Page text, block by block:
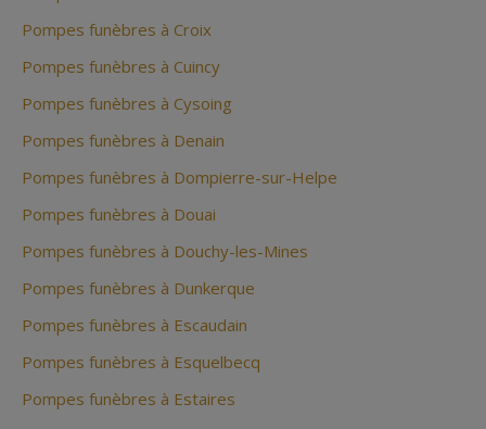
Pompes funèbres à Croix
Pompes funèbres à Cuincy
Pompes funèbres à Cysoing
Pompes funèbres à Denain
Pompes funèbres à Dompierre-sur-Helpe
Pompes funèbres à Douai
Pompes funèbres à Douchy-les-Mines
Pompes funèbres à Dunkerque
Pompes funèbres à Escaudain
Pompes funèbres à Esquelbecq
Pompes funèbres à Estaires